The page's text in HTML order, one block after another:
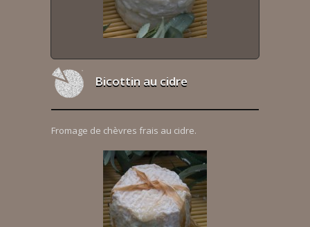
Bicottin au cidre
Fromage de chèvres frais au cidre.